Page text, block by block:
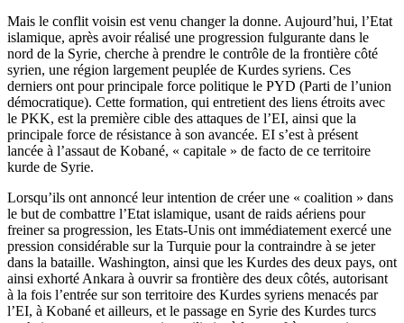
Mais le conflit voisin est venu changer la donne. Aujourd’hui, l’Etat
islamique, après avoir réalisé une progression fulgurante dans le
nord de la Syrie, cherche à prendre le contrôle de la frontière côté
syrien, une région largement peuplée de Kurdes syriens. Ces
derniers ont pour principale force politique le PYD (Parti de l’union
démocratique). Cette formation, qui entretient des liens étroits avec
le PKK, est la première cible des attaques de l’EI, ainsi que la
principale force de résistance à son avancée. EI s’est à présent
lancée à l’assaut de Kobané, « capitale » de facto de ce territoire
kurde de Syrie.
Lorsqu’ils ont annoncé leur intention de créer une « coalition » dans
le but de combattre l’Etat islamique, usant de raids aériens pour
freiner sa progression, les Etats-Unis ont immédiatement exercé une
pression considérable sur la Turquie pour la contraindre à se jeter
dans la bataille. Washington, ainsi que les Kurdes des deux pays, ont
ainsi exhorté Ankara à ouvrir sa frontière des deux côtés, autorisant
à la fois l’entrée sur son territoire des Kurdes syriens menacés par
l’EI, à Kobané et ailleurs, et le passage en Syrie des Kurdes turcs